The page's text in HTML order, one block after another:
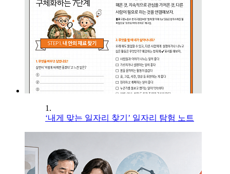
1.
‘내게 맞는 일자리 찾기’ 일자리 탐험 노트